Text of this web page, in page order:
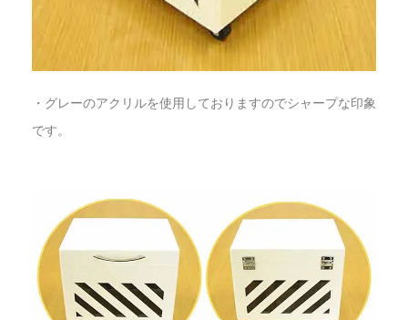
・グレーのアクリルを使用しておりますのでシャープな印象
です。